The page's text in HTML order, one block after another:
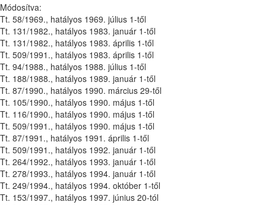
Módosítva:
Tt. 58/1969., hatályos 1969. július 1-től
Tt. 131/1982., hatályos 1983. január 1-től
Tt. 131/1982., hatályos 1983. április 1-től
Tt. 509/1991., hatályos 1983. április 1-től
Tt. 94/1988., hatályos 1988. július 1-től
Tt. 188/1988., hatályos 1989. január 1-től
Tt. 87/1990., hatályos 1990. március 29-től
Tt. 105/1990., hatályos 1990. május 1-től
Tt. 116/1990., hatályos 1990. május 1-től
Tt. 509/1991., hatályos 1990. május 1-től
Tt. 87/1991., hatályos 1991. április 1-től
Tt. 509/1991., hatályos 1992. január 1-től
Tt. 264/1992., hatályos 1993. január 1-től
Tt. 278/1993., hatályos 1994. január 1-től
Tt. 249/1994., hatályos 1994. október 1-től
Tt. 153/1997., hatályos 1997. június 20-tól